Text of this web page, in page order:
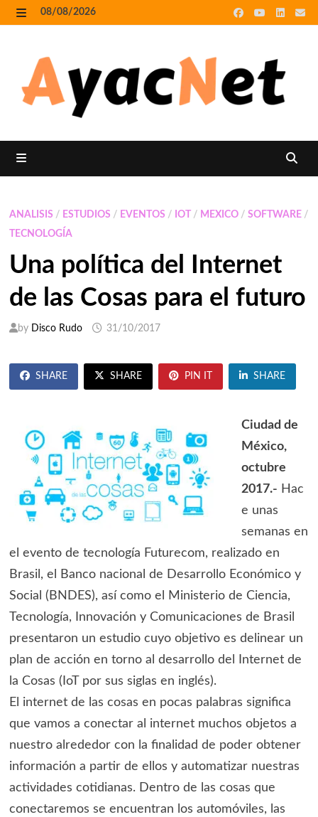
Skip
to
08/08/2026
ANALISIS / ESTUDIOS / EVENTOS / IOT / MEXICO/ SOFTWARE/
TECNOLOGÍA
Una política del Internet
de las Cosas para el futuro
by Disco Rudo 31/10/2017
SHARE SHARE PIN IT SHARE
Ciudad de
México,
octubre
2017.- Hac
e unas
semanas en
el evento de tecnología Futurecom, realizado en
Brasil, el Banco nacional de Desarrollo Económico y
Social (BNDES), así como el Ministerio de Ciencia,
Tecnología, Innovación y Comunicaciones de Brasil
presentaron un estudio cuyo objetivo es delinear un
plan de acción en torno al desarrollo del Internet de
la Cosas (IoT por sus siglas en inglés).
El internet de las cosas en pocas palabras significa
que vamos a conectar al internet muchos objetos a
nuestro alrededor con la finalidad de poder obtener
información a partir de ellos y automatizar nuestras
actividades cotidianas. Dentro de las cosas que
conectaremos se encuentran los automóviles, las